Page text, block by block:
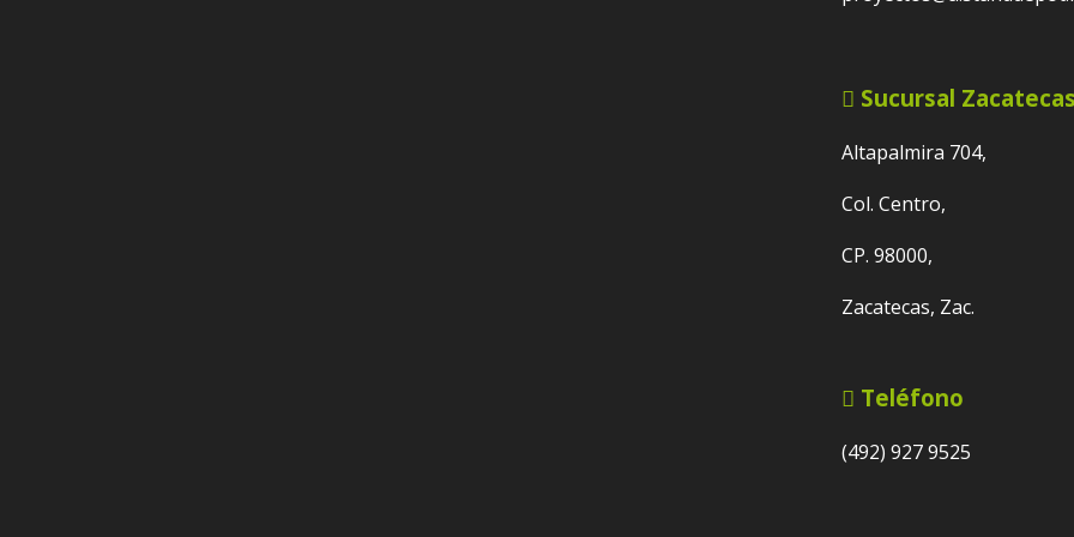
Sucursal
Altapalmira 704,
Col. Centro,
CP. 98000,
Zacatecas, Zac.
Teléfono
(492) 927 9525